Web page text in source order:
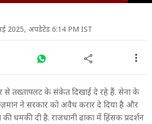
2025, अपडेटेड 6:14 PM IST
से तख्तापलट के संकेत दिखाई दे रहे हैं. सेना के
ने सरकार को अवैध करार दे दिया है और
धमकी दी है. राजधानी ढाका में हिंसक प्रदर्शन